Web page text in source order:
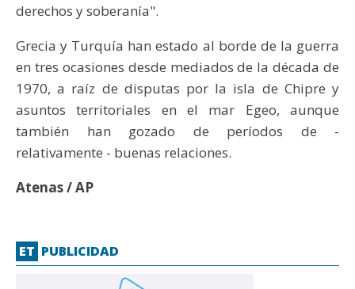
derechos y soberanía".
Grecia y Turquía han estado al borde de la guerra
en tres ocasiones desde mediados de la década de
1970, a raíz de disputas por la isla de Chipre y
asuntos territoriales en el mar Egeo, aunque
también han gozado de períodos de -
relativamente - buenas relaciones.
Atenas / AP
ET PUBLICIDAD